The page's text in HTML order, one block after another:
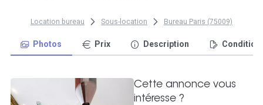
Location bureau Sous-location Bureau Paris (75009)
Photos Prix Description
Cette annonce vous
intéresse ?